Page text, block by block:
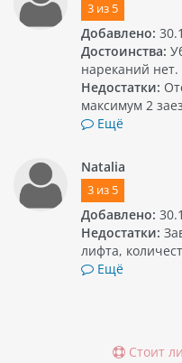
3из 5
Добавлено:
Достоинства:
нареканий нет.
Недостатки:
максимум 2
Ещё
Natalia
3из 5
Добавлено:
Недостатки:
лифта,
Ещё
Стоит